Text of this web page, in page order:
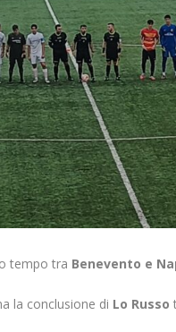
tempo tra Benevento e
la conclusione di Lo Russo